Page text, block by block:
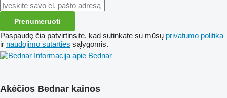
Prenumeruoti
Paspaudę čia patvirtinsite, kad sutinkate su mūsų privatumo politika
ir naudojimo sutarties sąlygomis.
Informacija apie Bednar
Akėčios Bednar kainos